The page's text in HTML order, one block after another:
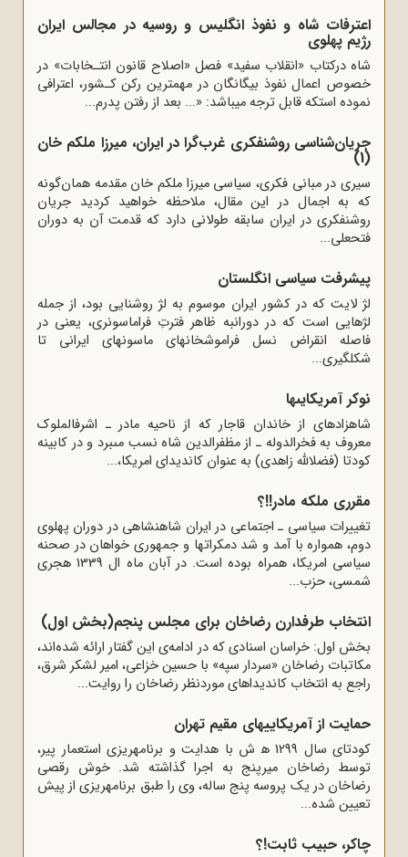
اعترفات شاه و نفوذ انگلیس و روسیه در مجالس ایران
رژیم پهلوی
شاه درکتاب «‏انقلاب سفید» فصل «‏اصلاح قانون انتـخابات‏» در
خصوص اعمال نفوذ بیگانگان در مهمترین رکن ‏کـشور، اعترافی
نموده است‏که قابل ترجه می‏باشد: «‏... بعد از رفتن پدرم...
جریان‌شناسی روشنفکری غرب‌گرا در ایران، میرزا ملکم خان
(1)
سیری در مبانی فکری، سیاسی میرزا ملکم خان مقدمه همان‌گونه
که به اجمال در این مقال، ملاحظه خواهید کردید جریان
روشنفکری در ایران سابقه طولانی دارد که قدمت آن به دوران
فتح‎علی...
پیشرفت سیاسى انگلستان
لژ لایت که در کشور ایران موسوم به لژ روشنایى بود، از جمله
لژهایى است که در دورانبه ظاهر فترتِ فراماسونرى، یعنى در
فاصله انقراض نسل فراموشخانه‏اى ماسون‏هاى ایرانى تا
شکل‏گیرى...
نوکر آمریکایى‏ها
شاهزاده‏اى از خاندان قاجار که از ناحیه مادر ـ اشرف‏الملوک
معروف به فخرالدوله ـ از مظفرالدین شاه نسب مى‏برد و در کابینه
کودتا (فضل‏اللّه‏ زاهدى) به عنوان کاندیداى امریکا،...
مقررى ملکه مادر!!؟
تغییرات سیاسى ـ اجتماعى در ایران شاهنشاهى در دوران پهلوى
دوم، همواره با آمد و شد دمکرات‏ها و جمهورى ‏خواهان در صحنه
سیاسى امریکا، همراه بوده است. در آبان ماه ال 1339 هجرى
شمسى، حزب...
انتخاب طرفدارن رضاخان برای مجلس پنجم(بخش اول)
بخش اول: خراسان اسنادی که در ادامه‌ی این گفتار ارائه شده‌اند،
مکاتبات رضاخان «سردار سپه» با حسین خزاعی، امیر لشکر شرق،
راجع به انتخاب کاندیداهای موردنظر رضاخان را روایت...
حمایت از آمریکاییهاى مقیم تهران
کودتاى سال 1299 ه‍ ش با هدایت و برنامه‏ریزى استعمار پیر،
توسط رضاخان میرپنج به اجرا گذاشته شد. خوش رقصى
رضاخان در یک پروسه پنج ساله، وى را طبق برنامه‏ریزى از پیش
تعیین شده...
چاکر، حبیب ثابت!؟